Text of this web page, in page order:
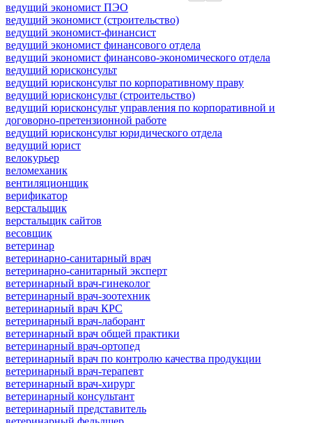
ведущий экономист ПЭО
ведущий экономист (строительство)
ведущий экономист-финансист
ведущий экономист финансового отдела
ведущий экономист финансово-экономического отдела
ведущий юрисконсульт
ведущий юрисконсульт по корпоративному праву
ведущий юрисконсульт (строительство)
ведущий юрисконсульт управления по корпоративной и
договорно-претензионной работе
ведущий юрисконсульт юридического отдела
ведущий юрист
велокурьер
веломеханик
вентиляционщик
верификатор
верстальщик
верстальщик сайтов
весовщик
ветеринар
ветеринарно-санитарный врач
ветеринарно-санитарный эксперт
ветеринарный врач-гинеколог
ветеринарный врач-зоотехник
ветеринарный врач КРС
ветеринарный врач-лаборант
ветеринарный врач общей практики
ветеринарный врач-ортопед
ветеринарный врач по контролю качества продукции
ветеринарный врач-терапевт
ветеринарный врач-хирург
ветеринарный консультант
ветеринарный представитель